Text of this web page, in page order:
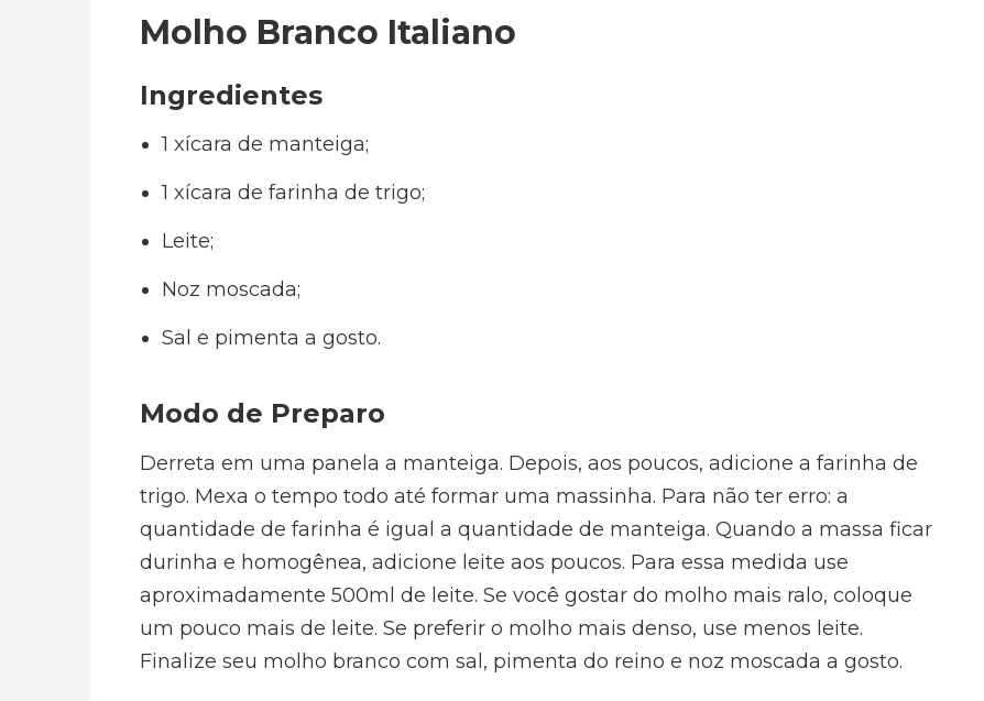
Molho Branco Italiano
Ingredientes
1 xícara de manteiga;
1 xícara de farinha de trigo;
Leite;
Noz moscada;
Sal e pimenta a gosto.
Modo de Preparo
Derreta em uma panela a manteiga. Depois, aos poucos, adicione a farinha de
trigo. Mexa o tempo todo até formar uma massinha. Para não ter erro: a
quantidade de farinha é igual a quantidade de manteiga. Quando a massa ficar
durinha e homogênea, adicione leite aos poucos. Para essa medida use
aproximadamente 500ml de leite. Se você gostar do molho mais ralo, coloque
um pouco mais de leite. Se preferir o molho mais denso, use menos leite.
Finalize seu molho branco com sal, pimenta do reino e noz moscada a gosto.